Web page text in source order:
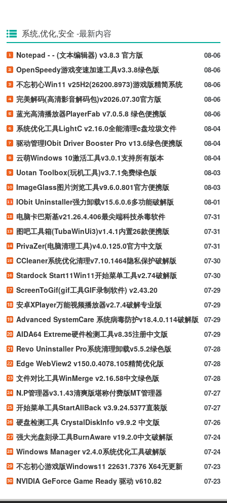
系统,优化,安全 -最新内容
08-06
Notepad - - (文本编辑器) v3.8.3 官方版
08-06
OpenSpeedy游戏变速加速工具v3.3.8绿色版
08-06
不忘初心Win11 v25H2(26200.8973)游戏版精简系统
08-06
完美解码(高清影音解码包)v2026.07.30官方版
08-06
蓝光高清播放器PlayerFab v7.0.5.8 绿色便携版
08-04
系统优化工具LightC v2.16.0全能清理c盘垃圾文件
08-04
驱动管理IObit Driver Booster Pro v13.6绿色便携版
08-04
云萌Windows 10激活工具v3.0.1支持所有版本
08-03
Uotan Toolbox(玩机工具)v3.7.1免费绿色版
08-03
ImageGlass图片浏览工具v9.6.0.801官方便携版
08-01
IObit Uninstaller强力卸载v15.6.0.6多功能破解版
07-31
电脑卡巴斯基v21.26.4.406最尖端科技杀毒软件
07-31
图吧工具箱(TubaWinUi3)v1.4.1内置26款便携版
07-31
PrivaZer(电脑清理工具)v4.0.125.0官方中文版
07-30
CCleaner系统优化清理v7.10.1464隐私保护破解版
07-30
Stardock Start11Win11开始菜单工具v2.74破解版
07-29
ScreenToGif(gif工具GIF录制软件) v2.43.20
07-29
安卓XPlayer万能视频播放器v2.7.4破解专业版
07-29
Advanced SystemCare 系统病毒防护v18.4.0.114破解版
07-29
AIDA64 Extreme硬件检测工具v8.35注册中文版
07-28
Revo Uninstaller Pro系统清理卸载v5.5.2绿色版
07-28
Edge WebView2 v150.0.4078.105精简优化版
07-28
文件对比工具WinMerge v2.16.58中文绿色版
07-27
N.P管理器v3.1.43清爽版堪称付费版MT管理器
07-27
开始菜单工具StartAllBack v3.9.24.5377直装版
07-26
硬盘检测工具 CrystalDiskInfo v9.9.2 中文版
07-24
强大光盘刻录工具BurnAware v19.2.0中文破解版
07-24
Windows Manager v2.4.0系统优化工具破解版
07-23
不忘初心游戏版Windows11 22631.7376 X64无更新
07-23
NVIDIA GeForce Game Ready 驱动 v610.82